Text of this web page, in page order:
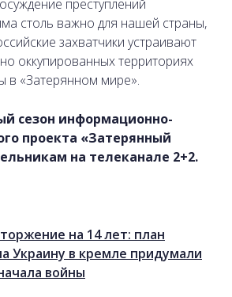
преступлений
столь важно для нашей страны,
захватчики устраивают
оккупированных территориях
в «Затерянном мире».
сезон информационно-
проекта «Затерянный
на телеканале 2+2.
на 14 лет: план
Украину в кремле придумали
войны